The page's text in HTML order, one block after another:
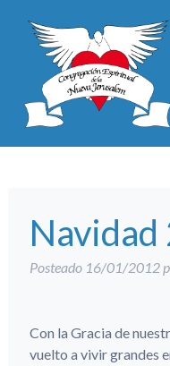
Navidad
Posteado 16/01/2012
Con la Gracia de
vuelto a vivir grandes